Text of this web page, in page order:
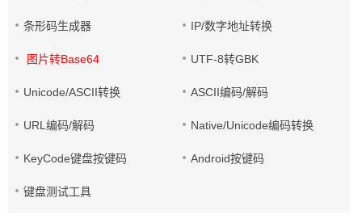
条形码生成器 IP/数字地址转换
图片转Base64 UTF-8转GBK
Unicode/ASCII转换 ASCII编码/解码
URL编码/解码 Native/Unicode编码转换
KeyCode键盘按键码 Android按键码
键盘测试工具